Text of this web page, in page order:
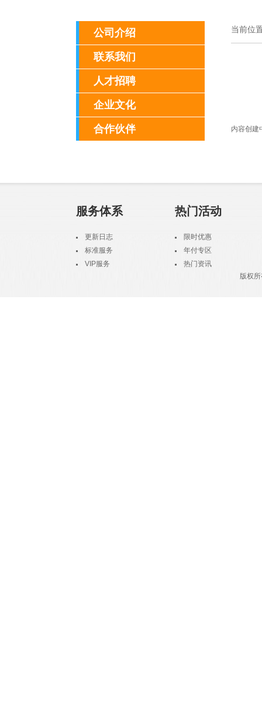
公司介绍
联系我们
人才招聘
企业文化
合作伙伴
当前位
内容创建
服务体系
更新日志
标准服务
VIP服务
热门活动
限时优惠
年付专区
热门资讯
版权